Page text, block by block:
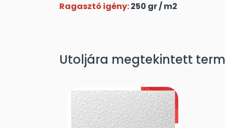
Ragasztó igény:250 gr / m2
Utoljára megtekintett